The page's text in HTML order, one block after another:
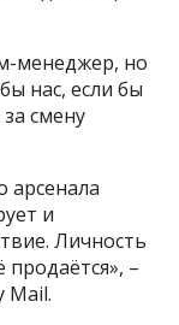
менеджер, но
нас, если бы
смену
арсенала
и
Личность
продаётся», –
Mail.